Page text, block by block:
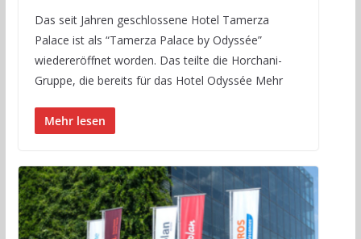
Das seit Jahren geschlossene Hotel Tamerza
Palace ist als “Tamerza Palace by Odyssée”
wiedereröffnet worden. Das teilte die Horchani-
Gruppe, die bereits für das Hotel Odyssée Mehr
Mehr lesen